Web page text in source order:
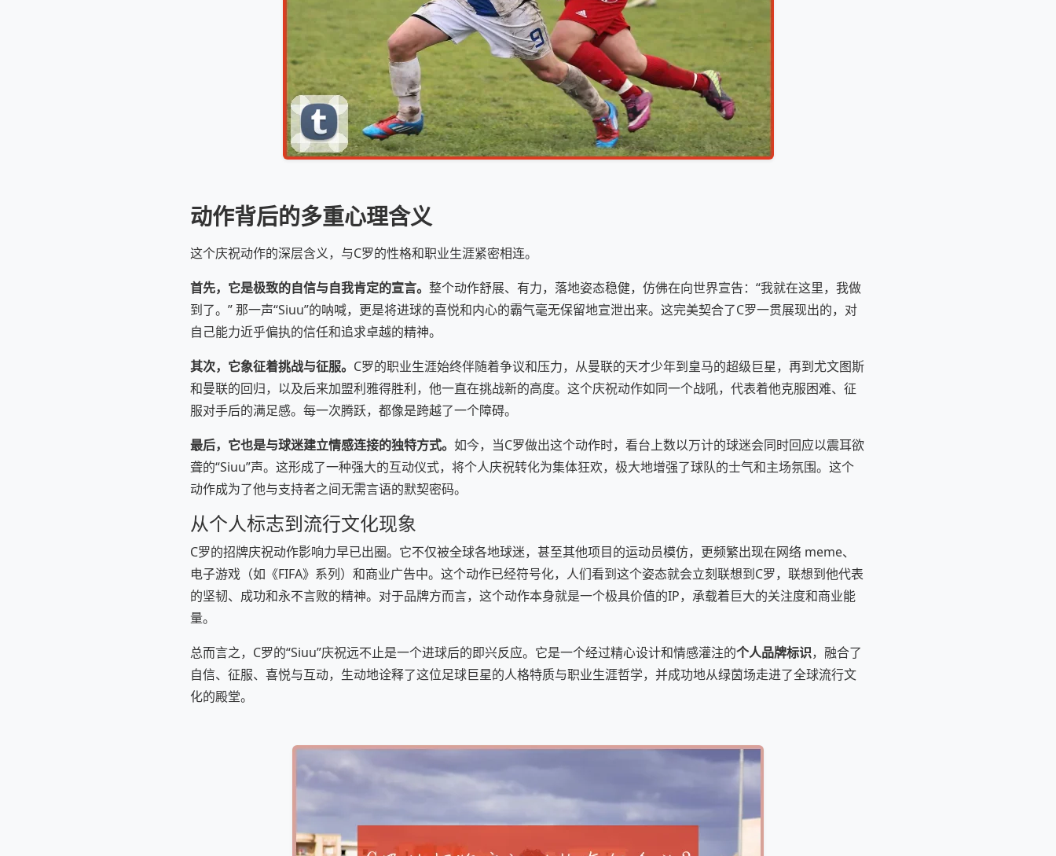
动作背后的多重心理含义
这个庆祝动作的深层含义，与C罗的性格和职业生涯紧密相连。
首先，它是极致的自信与自我肯定的宣言。 整个动作舒展、有力，落地姿态稳健，仿佛在向世界宣告：“我就在这里，我做
到了。” 那一声“Siuu”的呐喊，更是将进球的喜悦和内心的霸气毫无保留地宣泄出来。这完美契合了C罗一贯展现出的，对
自己能力近乎偏执的信任和追求卓越的精神。
其次，它象征着挑战与征服。 C罗的职业生涯始终伴随着争议和压力，从曼联的天才少年到皇马的超级巨星，再到尤文图斯
和曼联的回归，以及后来加盟利雅得胜利，他一直在挑战新的高度。这个庆祝动作如同一个战吼，代表着他克服困难、征
服对手后的满足感。每一次腾跃，都像是跨越了一个障碍。
最后，它也是与球迷建立情感连接的独特方式。 如今，当C罗做出这个动作时，看台上数以万计的球迷会同时回应以震耳欲
聋的“Siuu”声。这形成了一种强大的互动仪式，将个人庆祝转化为集体狂欢，极大地增强了球队的士气和主场氛围。这个
动作成为了他与支持者之间无需言语的默契密码。
从个人标志到流行文化现象
C罗的招牌庆祝动作影响力早已出圈。它不仅被全球各地球迷，甚至其他项目的运动员模仿，更频繁出现在网络 meme、
电子游戏（如《FIFA》系列）和商业广告中。这个动作已经符号化，人们看到这个姿态就会立刻联想到C罗，联想到他代表
的坚韧、成功和永不言败的精神。对于品牌方而言，这个动作本身就是一个极具价值的IP，承载着巨大的关注度和商业能
量。
总而言之，C罗的“Siuu”庆祝远不止是一个进球后的即兴反应。它是一个经过精心设计和情感灌注的个人品牌标识，融合了
自信、征服、喜悦与互动，生动地诠释了这位足球巨星的人格特质与职业生涯哲学，并成功地从绿茵场走进了全球流行文
化的殿堂。